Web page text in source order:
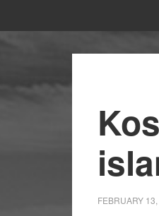
FEBRUARY